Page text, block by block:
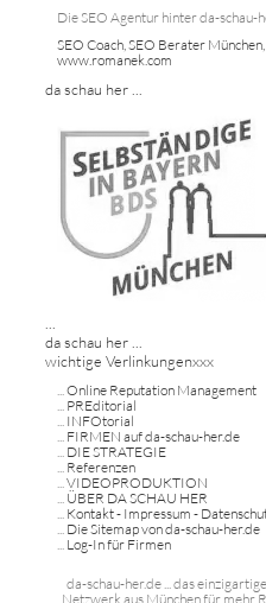
Die SEO Agentur hinter da-schau-
SEO Coach, SEO Berater
www.romanek.com
da schau her ...
da schau her ...
wichtige Verlinkungenxxx
Online Reputation Management
PREditorial
INFOtorial
FIRMEN auf da-schau-her.de
DIE STRATEGIE
Referenzen
VIDEOPRODUKTION
ÜBER DA SCHAU HER
Kontakt - Impressum -
Die Sitemap von da-schau-her.de
Log-In für Firmen
da-schau-her.de ... das
Netzwerk aus München für mehr